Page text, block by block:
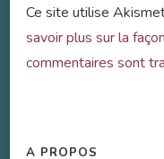
Ce site utilise
savoir plus sur la
commentaires sont
A PROPOS